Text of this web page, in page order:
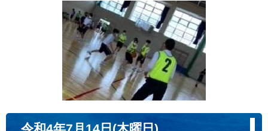
令和4年7月14日(木曜日)